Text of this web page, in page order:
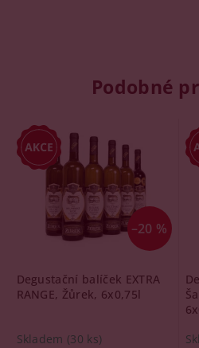
Podobné
–20 %
Degustační balíček EXTRA
RANGE, Žůrek, 6x0,75l
Skladem (30 ks)